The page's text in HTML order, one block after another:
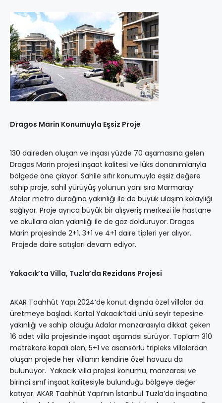
Dragos Marin Konumuyla Eşsiz Proje
130 daireden oluşan ve inşası yüzde 70 aşamasına gelen
Dragos Marin projesi inşaat kalitesi ve lüks donanımlarıyla
bölgede öne çıkıyor. Sahile sıfır konumuyla eşsiz değere
sahip proje, sahil yürüyüş yolunun yanı sıra Marmaray
Atalar metro durağına yakınlığı ile de büyük ulaşım kolaylığı
sağlıyor. Proje ayrıca büyük bir alışveriş merkezi ile hastane
ve okullara olan yakınlığı ile de göz dolduruyor. Dragos
Marin projesinde 2+1, 3+1 ve 4+1 daire tipleri yer alıyor.
Projede daire satışları devam ediyor.
Yakacık’ta Villa, Tuzla’da Rezidans Projesi
AKAR Taahhüt Yapı 2024’de konut dışında özel villalar da
üretmeye başladı. Kartal Yakacık’taki ünlü seyir tepesine
yakınlığı ve sahip olduğu Adalar manzarasıyla dikkat çeken
16 adet villa projesinde inşaat aşaması sürüyor. Toplam 310
metrekare kapalı alan, 5+1 ve asansörlü tripleks villalardan
oluşan projede her villanın kendine özel havuzu da
bulunuyor. Yakacık villa projesi konumu, manzarası ve
birinci sınıf inşaat kalitesiyle bulunduğu bölgeye değer
katıyor. AKAR Taahhüt Yapı’nın İstanbul Tuzla’da inşaatına